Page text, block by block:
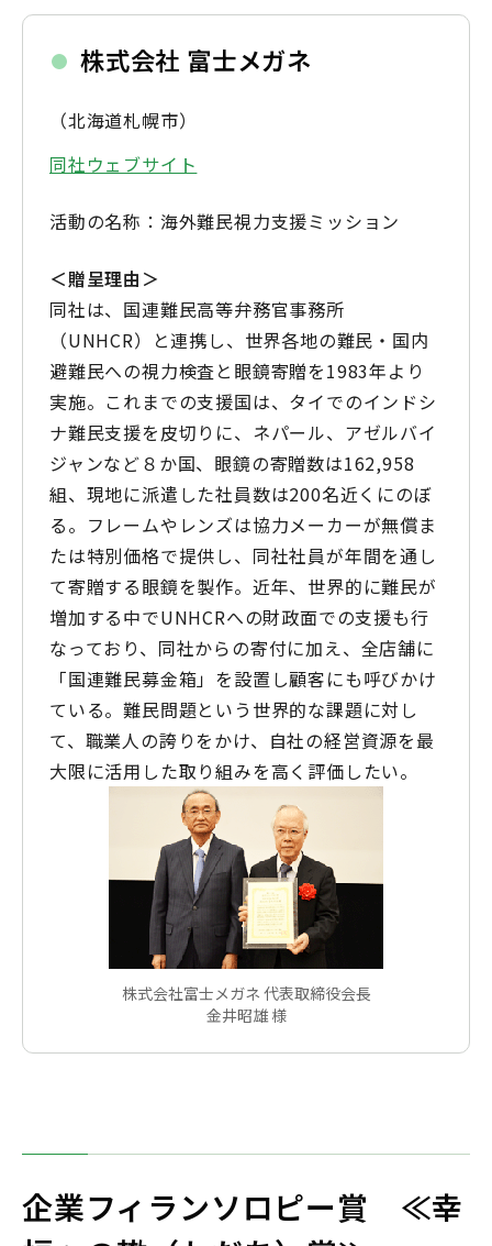
株式会社 富士メガネ
（北海道札幌市）
同社ウェブサイト
活動の名称：海外難民視力支援ミッション
＜贈呈理由＞
同社は、国連難民高等弁務官事務所
（UNHCR）と連携し、世界各地の難民・国内
避難民への視力検査と眼鏡寄贈を1983年より
実施。これまでの支援国は、タイでのインドシ
ナ難民支援を皮切りに、ネパール、アゼルバイ
ジャンなど８か国、眼鏡の寄贈数は162,958
組、現地に派遣した社員数は200名近くにのぼ
る。フレームやレンズは協力メーカーが無償ま
たは特別価格で提供し、同社社員が年間を通し
て寄贈する眼鏡を製作。近年、世界的に難民が
増加する中でUNHCRへの財政面での支援も行
なっており、同社からの寄付に加え、全店舗に
「国連難民募金箱」を設置し顧客にも呼びかけ
ている。難民問題という世界的な課題に対し
て、職業人の誇りをかけ、自社の経営資源を最
大限に活用した取り組みを高く評価したい。
株式会社富士メガネ 代表取締役会長
金井昭雄 様
企業フィランソロピー賞 ≪幸